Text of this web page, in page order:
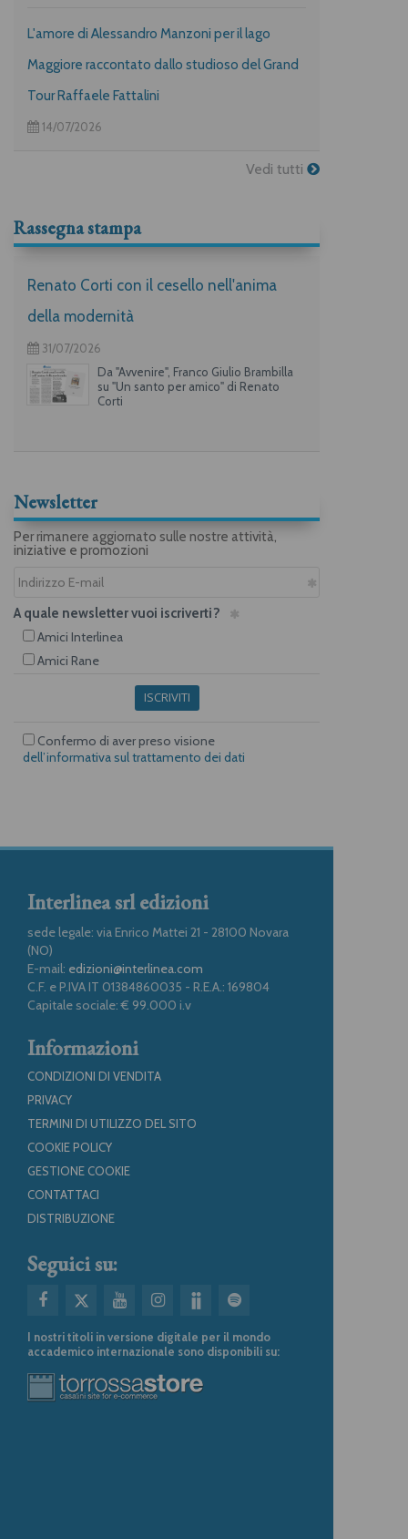
L'amore di Alessandro Manzoni per il lago
Maggiore raccontato dallo studioso del Grand
Tour Raffaele Fattalini
14/07/2026
Vedi tutti
Rassegna stampa
Renato Corti con il cesello nell'anima
della modernità
31/07/2026
Da "Avvenire", Franco Giulio Brambilla
su "Un santo per amico" di Renato
Corti
Newsletter
Per rimanere aggiornato sulle nostre attività,
iniziative e promozioni
A quale newsletter vuoi iscriverti?
Amici Interlinea
Amici Rane
ISCRIVITI
Confermo di aver preso visione
dell’informativa sul trattamento dei dati
Interlinea srl edizioni
sede legale: via Enrico Mattei 21 - 28100 Novara
(NO)
E-mail: edizioni@interlinea.com
C.F. e P.IVA IT 01384860035 - R.E.A.: 169804
Capitale sociale: € 99.000 i.v
Informazioni
CONDIZIONI DI VENDITA
PRIVACY
TERMINI DI UTILIZZO DEL SITO
COOKIE POLICY
GESTIONE COOKIE
CONTATTACI
DISTRIBUZIONE
Seguici su:
I nostri titoli in versione digitale per il mondo
accademico internazionale sono disponibili su: